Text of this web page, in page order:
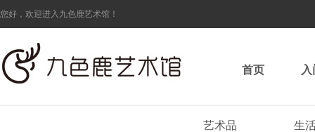
您好，欢迎进入九色鹿艺术馆！
首页
艺术品 生